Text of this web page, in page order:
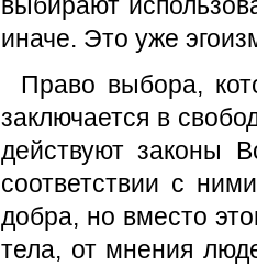
иначе. Это уже
Право выбора,
заключается в
действуют законы
соответствии с
добра, но вместо
тела, от мнения